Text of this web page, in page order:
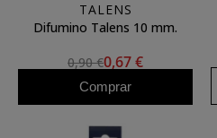
TALENS
Difumino Talens 10 mm.
0,90 €0,67 €
Comprar